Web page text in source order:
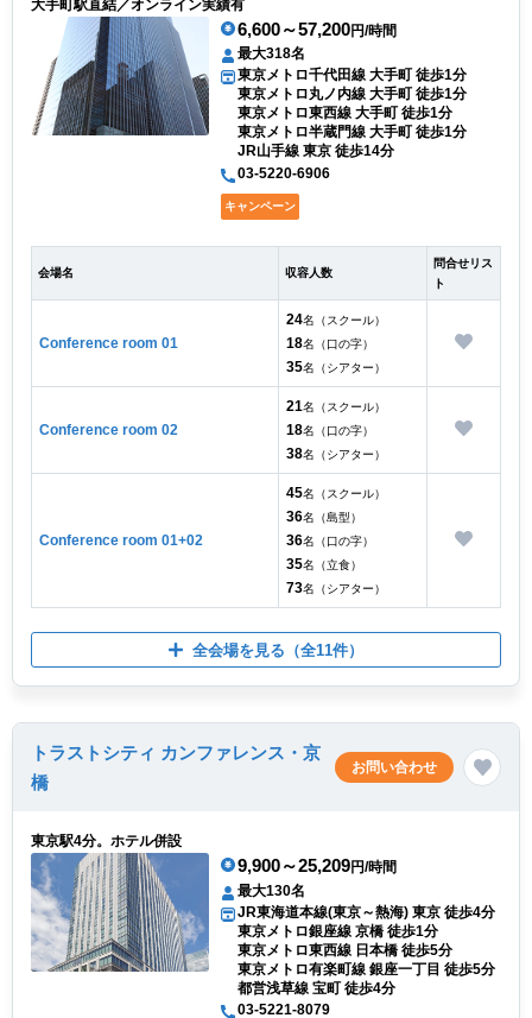
大手町駅直結／オンライン実績有
6,600～57,200円/時間
最大318名
東京メトロ千代田線 大手町 徒歩1分
東京メトロ丸ノ内線 大手町 徒歩1分
東京メトロ東西線 大手町 徒歩1分
東京メトロ半蔵門線 大手町 徒歩1分
JR山手線 東京 徒歩14分
03-5220-6906
キャンペーン
会場名 収容人数
問合せリス
ト
Conference room 01
24名（スクール）
18名（口の字）
35名（シアター）
Conference room 02
21名（スクール）
18名（口の字）
38名（シアター）
Conference room 01+02
45名（スクール）
36名（島型）
36名（口の字）
35名（立食）
73名（シアター）
全会場を見る （全11件）
トラストシティ カンファレンス・京
橋
お問い合わせ
東京駅4分。ホテル併設
9,900～25,209円/時間
最大130名
JR東海道本線(東京～熱海) 東京 徒歩4分
東京メトロ銀座線 京橋 徒歩1分
東京メトロ東西線 日本橋 徒歩5分
東京メトロ有楽町線 銀座一丁目 徒歩5分
都営浅草線 宝町 徒歩4分
03-5221-8079